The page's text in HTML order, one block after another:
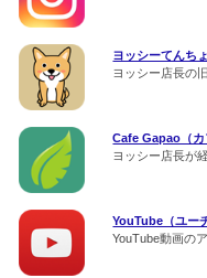
ヨッシーてんち
ヨッシー店長の
Cafe Gapao（カ
ヨッシー店長が
YouTube（ユー
YouTube動画の